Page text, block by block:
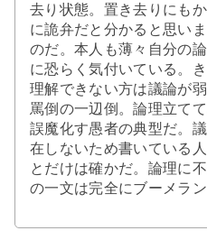
去り状態。置き去りにも
に詭弁だと分かると思い
のだ。本人も薄々自分の
に恐らく気付いている。
理解できない方は議論が
罵倒の一辺倒。論理立て
誤魔化す愚者の典型だ。
在しないため書いている
とだけは確かだ。論理に
の一文は完全にブーメラン